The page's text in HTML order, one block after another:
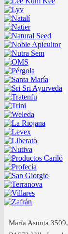
María Asunta 3509,